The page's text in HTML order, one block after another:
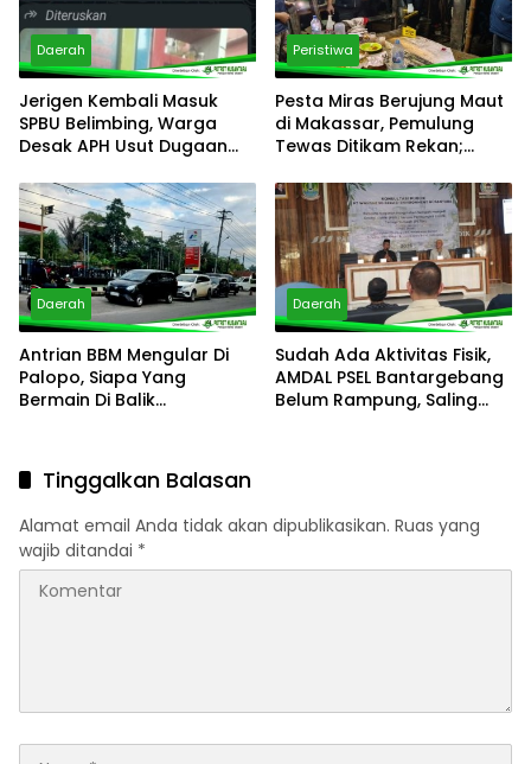
Daerah
Jerigen Kembali Masuk
SPBU Belimbing, Warga
Desak APH Usut Dugaan
Peristiwa
Pesta Miras Berujung Maut
di Makassar, Pemulung
Tewas Ditikam Rekan;
Pelaku
Daerah
Antrian BBM Mengular Di
Palopo, Siapa Yang
Bermain Di Balik
Daerah
Sudah Ada Aktivitas Fisik,
AMDAL PSEL Bantargebang
Belum Rampung, Saling
Tinggalkan Balasan
Alamat email Anda tidak akan dipublikasikan. Ruas yang
wajib ditandai *